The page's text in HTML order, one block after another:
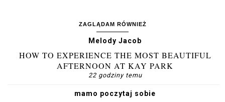
ZAGLĄDAM RÓWNIEŻ
Melody Jacob
HOW TO EXPERIENCE THE MOST BEAUTIFUL
AFTERNOON AT KAY PARK
22 godziny temu
mamo poczytaj sobie